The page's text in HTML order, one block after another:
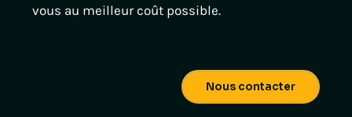
vous au meilleur coût possible.
Nous contacter